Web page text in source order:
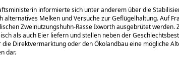
informierte sich unter anderem über die
alternatives Melken und Versuche zur Geflügelhaltung. Auf
Zweinutzungshuhn-Rasse Ixworth ausgebrütet werden.
als auch Eier liefern und stellen neben der
die Direktvermarktung oder den Ökolandbau eine mögliche
dar.